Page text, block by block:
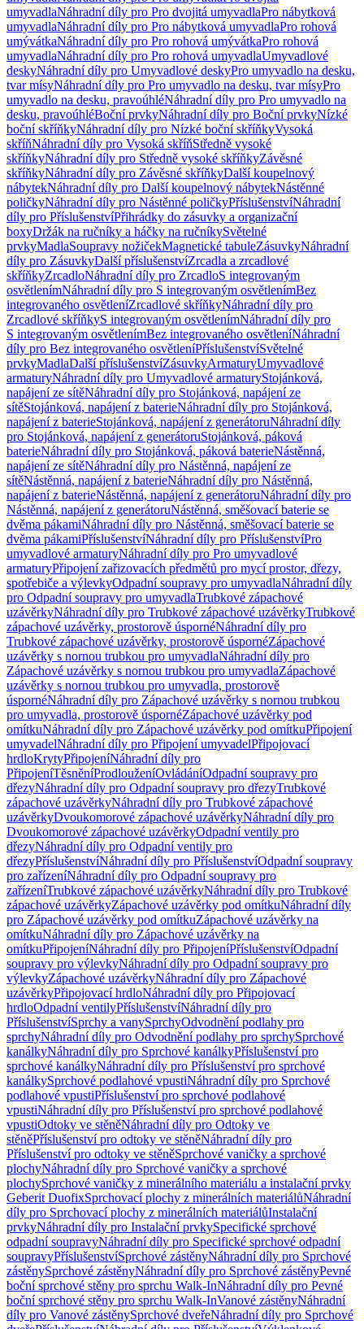
umyvadlaNáhradní díly pro Pro dvojitá umyvadlaPro nábytková
umyvadlaNáhradní díly pro Pro nábytková umyvadlaPro rohová
umývátkaNáhradní díly pro Pro rohová umývátkaPro rohová
umyvadlaNáhradní díly pro Pro rohová umyvadlaUmyvadlové
deskyNáhradní díly pro Umyvadlové deskyPro umyvadlo na desku,
tvar mísyNáhradní díly pro Pro umyvadlo na desku, tvar mísyPro
umyvadlo na desku, pravoúhléNáhradní díly pro Pro umyvadlo na
desku, pravoúhléBoční prvkyNáhradní díly pro Boční prvkyNízké
boční skříňkyNáhradní díly pro Nízké boční skříňkyVysoká
skříňNáhradní díly pro Vysoká skříňStředně vysoké
skříňkyNáhradní díly pro Středně vysoké skříňkyZávěsné
skříňkyNáhradní díly pro Závěsné skříňkyDalší koupelnový
nábytekNáhradní díly pro Další koupelnový nábytekNástěnné
poličkyNáhradní díly pro Nástěnné poličkyPříslušenstvíNáhradní
díly pro PříslušenstvíPřihrádky do zásuvky a organizační
boxyDržák na ručníky a háčky na ručníkySvětelné
prvkyMadlaSoupravy nožičekMagnetické tabuleZásuvkyNáhradní
díly pro ZásuvkyDalší příslušenstvíZrcadla a zrcadlové
skříňkyZrcadloNáhradní díly pro ZrcadloS integrovaným
osvětlenímNáhradní díly pro S integrovaným osvětlenímBez
integrovaného osvětleníZrcadlové skříňkyNáhradní díly pro
Zrcadlové skříňkyS integrovaným osvětlenímNáhradní díly pro
S integrovaným osvětlenímBez integrovaného osvětleníNáhradní
díly pro Bez integrovaného osvětleníPříslušenstvíSvětelné
prvkyMadlaDalší příslušenstvíZásuvkyArmaturyUmyvadlové
armaturyNáhradní díly pro Umyvadlové armaturyStojánková,
napájení ze sítěNáhradní díly pro Stojánková, napájení ze
sítěStojánková, napájení z baterieNáhradní díly pro Stojánková,
napájení z baterieStojánková, napájení z generátoruNáhradní díly
pro Stojánková, napájení z generátoruStojánková, páková
baterieNáhradní díly pro Stojánková, páková baterieNástěnná,
napájení ze sítěNáhradní díly pro Nástěnná, napájení ze
sítěNástěnná, napájení z baterieNáhradní díly pro Nástěnná,
napájení z baterieNástěnná, napájení z generátoruNáhradní díly pro
Nástěnná, napájení z generátoruNástěnná, směšovací baterie se
dvěma pákamiNáhradní díly pro Nástěnná, směšovací baterie se
dvěma pákamiPříslušenstvíNáhradní díly pro PříslušenstvíPro
umyvadlové armaturyNáhradní díly pro Pro umyvadlové
armaturyPřipojení zařizovacích předmětů pro mycí prostor, dřezy,
spotřebiče a výlevkyOdpadní soupravy pro umyvadlaNáhradní díly
pro Odpadní soupravy pro umyvadlaTrubkové zápachové
uzávěrkyNáhradní díly pro Trubkové zápachové uzávěrkyTrubkové
zápachové uzávěrky, prostorově úspornéNáhradní díly pro
Trubkové zápachové uzávěrky, prostorově úspornéZápachové
uzávěrky s nornou trubkou pro umyvadlaNáhradní díly pro
Zápachové uzávěrky s nornou trubkou pro umyvadlaZápachové
uzávěrky s nornou trubkou pro umyvadla, prostorově
úspornéNáhradní díly pro Zápachové uzávěrky s nornou trubkou
pro umyvadla, prostorově úspornéZápachové uzávěrky pod
omítkuNáhradní díly pro Zápachové uzávěrky pod omítkuPřipojení
umyvadelNáhradní díly pro Připojení umyvadelPřipojovací
hrdloKrytyPřipojeníNáhradní díly pro
PřipojeníTěsněníProdlouženíOvládáníOdpadní soupravy pro
dřezyNáhradní díly pro Odpadní soupravy pro dřezyTrubkové
zápachové uzávěrkyNáhradní díly pro Trubkové zápachové
uzávěrkyDvoukomorové zápachové uzávěrkyNáhradní díly pro
Dvoukomorové zápachové uzávěrkyOdpadní ventily pro
dřezyNáhradní díly pro Odpadní ventily pro
dřezyPříslušenstvíNáhradní díly pro PříslušenstvíOdpadní soupravy
pro zařízeníNáhradní díly pro Odpadní soupravy pro
zařízeníTrubkové zápachové uzávěrkyNáhradní díly pro Trubkové
zápachové uzávěrkyZápachové uzávěrky pod omítkuNáhradní díly
pro Zápachové uzávěrky pod omítkuZápachové uzávěrky na
omítkuNáhradní díly pro Zápachové uzávěrky na
omítkuPřipojeníNáhradní díly pro PřipojeníPříslušenstvíOdpadní
soupravy pro výlevkyNáhradní díly pro Odpadní soupravy pro
výlevkyZápachové uzávěrkyNáhradní díly pro Zápachové
uzávěrkyPřipojovací hrdloNáhradní díly pro Připojovací
hrdloOdpadní ventilyPříslušenstvíNáhradní díly pro
PříslušenstvíSprchy a vanySprchyOdvodnění podlahy pro
sprchyNáhradní díly pro Odvodnění podlahy pro sprchySprchové
kanálkyNáhradní díly pro Sprchové kanálkyPříslušenství pro
sprchové kanálkyNáhradní díly pro Příslušenství pro sprchové
kanálkySprchové podlahové vpustiNáhradní díly pro Sprchové
podlahové vpustiPříslušenství pro sprchové podlahové
vpustiNáhradní díly pro Příslušenství pro sprchové podlahové
vpustiOdtoky ve stěněNáhradní díly pro Odtoky ve
stěněPříslušenství pro odtoky ve stěněNáhradní díly pro
Příslušenství pro odtoky ve stěněSprchové vaničky a sprchové
plochyNáhradní díly pro Sprchové vaničky a sprchové
plochySprchové vaničky z minerálního materiálu a instalační prvky
Geberit DuofixSprchovací plochy z minerálních materiálůNáhradní
díly pro Sprchovací plochy z minerálních materiálůInstalační
prvkyNáhradní díly pro Instalační prvkySpecifické sprchové
odpadní soupravyNáhradní díly pro Specifické sprchové odpadní
soupravyPříslušenstvíSprchové zástěnyNáhradní díly pro Sprchové
zástěnySprchové zástěnyNáhradní díly pro Sprchové zástěnyPevné
boční sprchové stěny pro sprchu Walk-InNáhradní díly pro Pevné
boční sprchové stěny pro sprchu Walk-InVanové zástěnyNáhradní
díly pro Vanové zástěnySprchové dveřeNáhradní díly pro Sprchové